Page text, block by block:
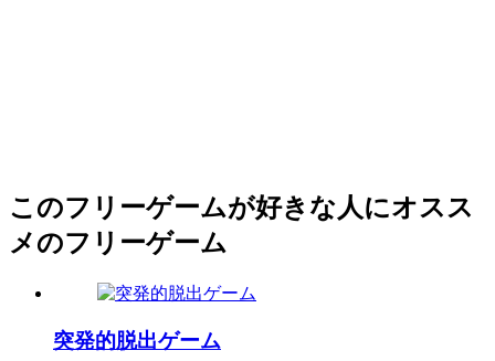
このフリーゲームが好きな人にオスス
メのフリーゲーム
突発的脱出ゲーム